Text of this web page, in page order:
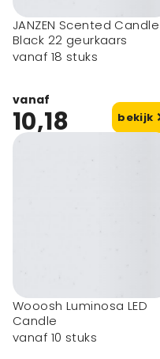
JANZEN Scented Candle
Black 22 geurkaars
vanaf 18 stuks
vanaf
10,18 bekijk
Wooosh Luminosa LED
Candle
vanaf 10 stuks